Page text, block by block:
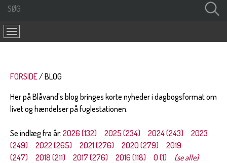
FORSIDE
BLOG
Her på Blåvand's blog bringes korte nyheder i dagbogsformat om
livet og hændelser på fuglestationen.
Se indlæg fra år: 2026 (132) 2025 (234) 2024 (243)
2023
(249)
2022 (265) 2021 (276) 2020 (279)
2019
(247)
2018 (211) 2017 (276) 2016 (118) 0 (1) (se alle)